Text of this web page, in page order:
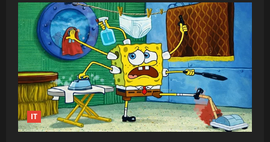
знает,
что
делать»:
CEO
OpenAI
заявил,
что
ИИ
переписывает
правила
капитализма
IT